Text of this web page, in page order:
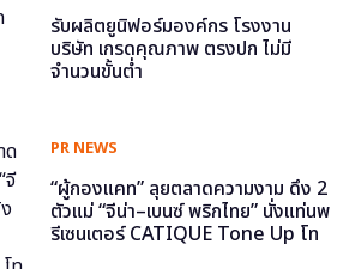
รับผลิตยูนิฟอร์มองค์กร โรงงาน
บริษัท เกรดคุณภาพ ตรงปก ไม่มี
จำนวนขั้นต่ำ
PR NEWS
“ผู้กองแคท” ลุยตลาดความงาม ดึง 2
ตัวแม่ “จีน่า–เบนซ์ พริกไทย” นั่งแท่นพ
รีเซนเตอร์ CATIQUE Tone Up โท